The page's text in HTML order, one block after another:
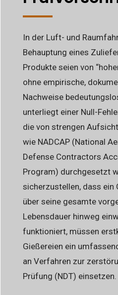
In der Luft- und
Behauptung eines
Produkte seien von
ohne empirische,
Nachweise
unterliegt einer Null-
die von strengen
wie NADCAP (National
Defense Contractors
Program) durchgesetzt
sicherzustellen, dass ein
über seine gesamte
Lebensdauer hinweg
funktioniert, müssen
Gießereien ein
an Verfahren zur
Prüfung (NDT) einsetzen.